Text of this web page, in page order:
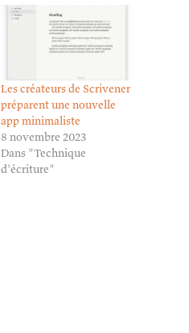
Les créateurs de Scrivener
préparent une nouvelle
app minimaliste
8 novembre 2023
Dans "Technique
d'écriture"